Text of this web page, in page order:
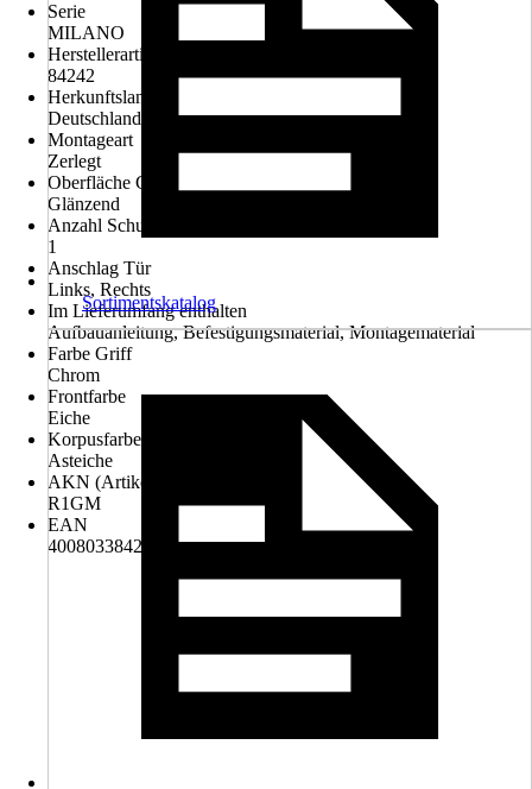
Serie
MILANO
Herstellerartikelnummer
84242
Herkunftsland
Deutschland
Montageart
Zerlegt
Oberfläche Griff
Glänzend
Anzahl Schubladen
1
Anschlag Tür
Links, Rechts
Im Lieferumfang enthalten
Aufbauanleitung, Befestigungsmaterial, Montagematerial
Farbe Griff
Chrom
Frontfarbe
Eiche
Korpusfarbe
Asteiche
AKN (Artikelkurznummer)
R1GM
EAN
4008033842426
Sortimentskatalog